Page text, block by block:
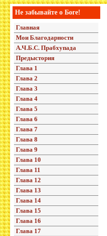
Не забывайте о Боге!
Главная
Мои Благодарности
А.Ч.Б.С. Прабхупада
Предыстория
Глава 1
Глава 2
Глава 3
Глава 4
Глава 5
Глава 6
Глава 7
Глава 8
Глава 9
Глава 10
Глава 11
Глава 12
Глава 13
Глава 14
Глава 15
Глава 16
Глава 17